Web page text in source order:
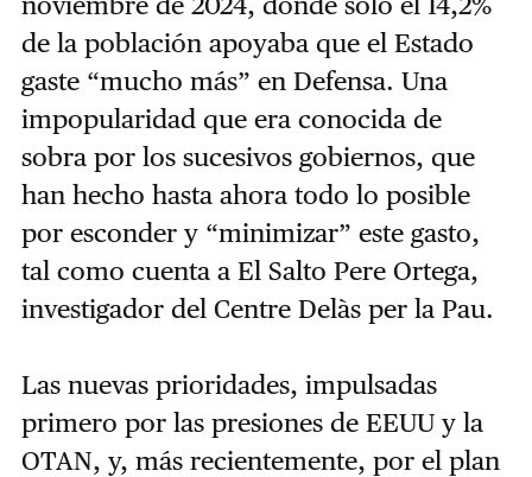
de la población apoyaba que el Estado
gaste “mucho más” en Defensa. Una
impopularidad que era conocida de
sobra por los sucesivos gobiernos, que
han hecho hasta ahora todo lo posible
por esconder y “minimizar” este gasto,
tal como cuenta a El Salto Pere Ortega,
investigador del Centre Delàs per la Pau.
Las nuevas prioridades, impulsadas
primero por las presiones de EEUU y la
OTAN, y, más recientemente, por el plan